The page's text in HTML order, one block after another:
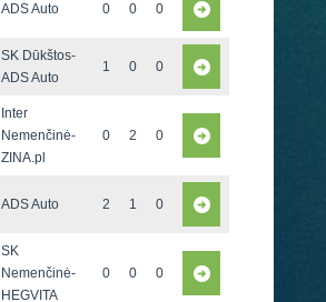
ADS Auto 0 0 0
SK Dūkštos-
ADS Auto
1 0 0
Inter
Nemenčinė-
ZINA.pl
0 2 0
ADS Auto 2 1 0
SK
Nemenčinė-
HEGVITA
0 0 0